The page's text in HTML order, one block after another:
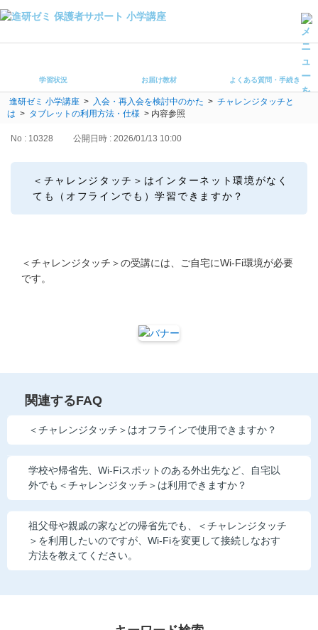
よくある質問・手続き
保護者サポート小学講座 トップ
登録情報の変更・各種お手続き
お客様サポート(手続き・照会)
カテゴリーから探す
お問い合わせ窓口
他の講座のよくある質問・手続きはこちら
進研ゼミ 中学講座
進研ゼミ 中学講座 中高一貫
進研ゼミ 高校講座
進研ゼミ小学講座のご紹介はこちら
会員サイト(お子様用)はこちら
学習状況 お届け教材 よくある質問・手続き
進研ゼミ 小学講座 > 入会・再入会を検討中のかた > チャレンジタッチと
は > タブレットの利用方法・仕様 > 内容参照
No : 10328 公開日時 : 2026/01/13 10:00
＜チャレンジタッチ＞はインターネット環境がなく
ても（オフラインでも）学習できますか？
＜チャレンジタッチ＞の受講には、ご自宅にWi-Fi環境が必要
です。
関連するFAQ
＜チャレンジタッチ＞はオフラインで使用できますか？
学校や帰省先、Wi-Fiスポットのある外出先など、自宅以
外でも＜チャレンジタッチ＞は利用できますか？
祖父母や親戚の家などの帰省先でも、＜チャレンジタッチ
＞を利用したいのですが、Wi-Fiを変更して接続しなおす
方法を教えてください。